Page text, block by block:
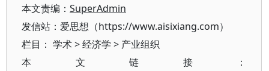
本文责编： SuperAdmin
发信站：爱思想（https://www.aisixiang.com）
栏目： 学术>经济学 > 产业组织
本文链接：